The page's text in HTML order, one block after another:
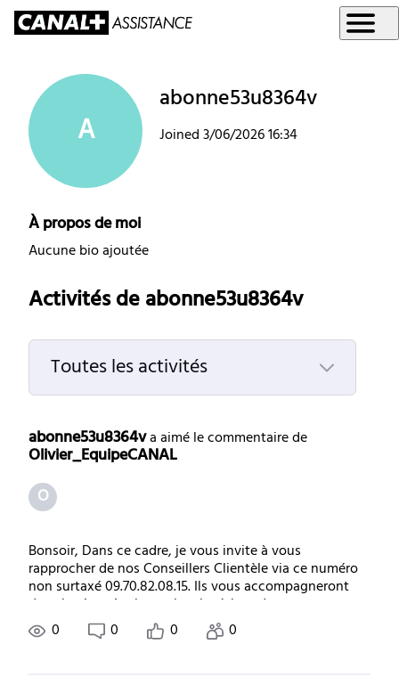
A
abonne53u8364v
Joined3/06/2026 16:34
À propos de moi
Aucune bio ajoutée
Activités de abonne53u8364v
Toutes les activités
Toutes
activités
abonne53u8364v a aimé le commentaire de
Olivier_EquipeCANAL
O
Bonsoir, Dans ce cadre, je vous invite à vous
rapprocher de nos Conseillers Clientèle via ce numéro
non surtaxé 09.70.82.08.15. Ils vous accompagneront
dans la récupération et la mise à jour de votre c
0
0 0 0